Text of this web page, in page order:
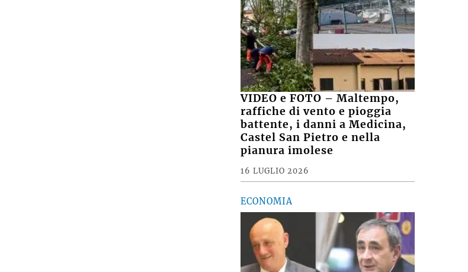
VIDEO e FOTO – Maltempo,
raffiche di vento e pioggia
battente, i danni a Medicina,
Castel San Pietro e nella
pianura imolese
16 LUGLIO 2026
ECONOMIA